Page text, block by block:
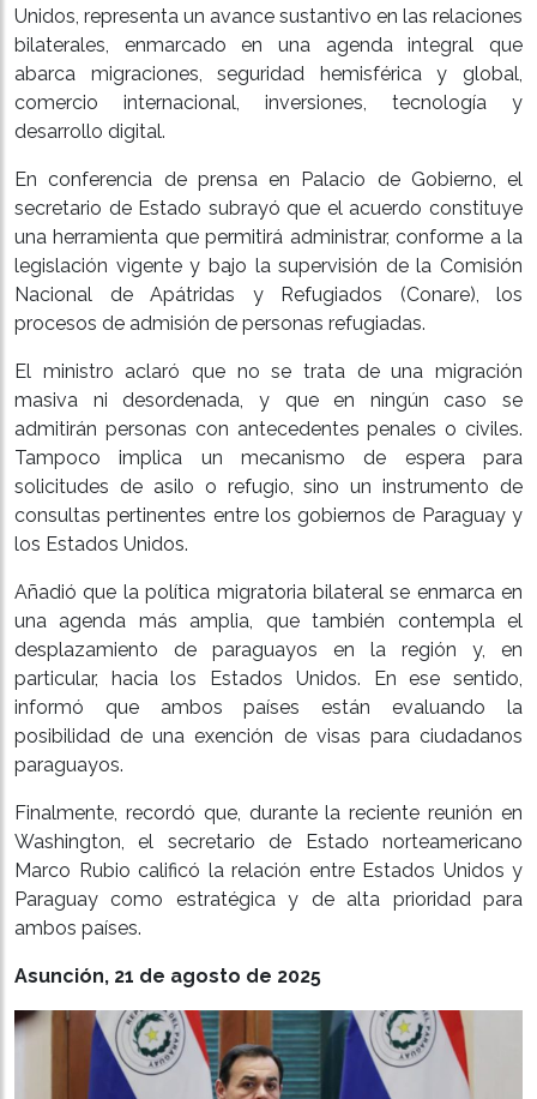
Unidos, representa un avance sustantivo en las relaciones
bilaterales, enmarcado en una agenda integral que
abarca migraciones, seguridad hemisférica y global,
comercio internacional, inversiones, tecnología y
desarrollo digital.
En conferencia de prensa en Palacio de Gobierno, el
secretario de Estado subrayó que el acuerdo constituye
una herramienta que permitirá administrar, conforme a la
legislación vigente y bajo la supervisión de la Comisión
Nacional de Apátridas y Refugiados (Conare), los
procesos de admisión de personas refugiadas.
El ministro aclaró que no se trata de una migración
masiva ni desordenada, y que en ningún caso se
admitirán personas con antecedentes penales o civiles.
Tampoco implica un mecanismo de espera para
solicitudes de asilo o refugio, sino un instrumento de
consultas pertinentes entre los gobiernos de Paraguay y
los Estados Unidos.
Añadió que la política migratoria bilateral se enmarca en
una agenda más amplia, que también contempla el
desplazamiento de paraguayos en la región y, en
particular, hacia los Estados Unidos. En ese sentido,
informó que ambos países están evaluando la
posibilidad de una exención de visas para ciudadanos
paraguayos.
Finalmente, recordó que, durante la reciente reunión en
Washington, el secretario de Estado norteamericano
Marco Rubio calificó la relación entre Estados Unidos y
Paraguay como estratégica y de alta prioridad para
ambos países.
Asunción, 21 de agosto de 2025